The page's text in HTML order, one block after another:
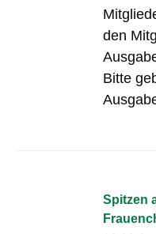
den
Bitte
Spitzen